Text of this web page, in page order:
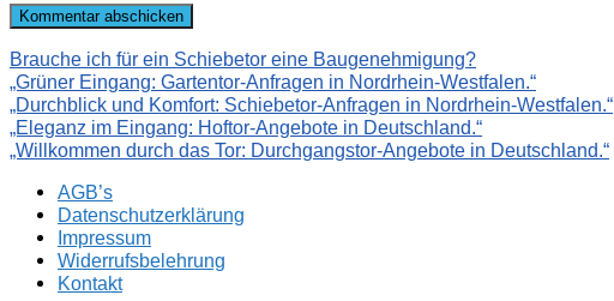
Brauche ich für ein Schiebetor eine Baugenehmigung?
„Grüner Eingang: Gartentor-Anfragen in Nordrhein-Westfalen.“
„Durchblick und Komfort: Schiebetor-Anfragen in Nordrhein-Westfalen.“
„Eleganz im Eingang: Hoftor-Angebote in Deutschland.“
„Willkommen durch das Tor: Durchgangstor-Angebote in Deutschland.“
AGB’s
Datenschutzerklärung
Impressum
Widerrufsbelehrung
Kontakt